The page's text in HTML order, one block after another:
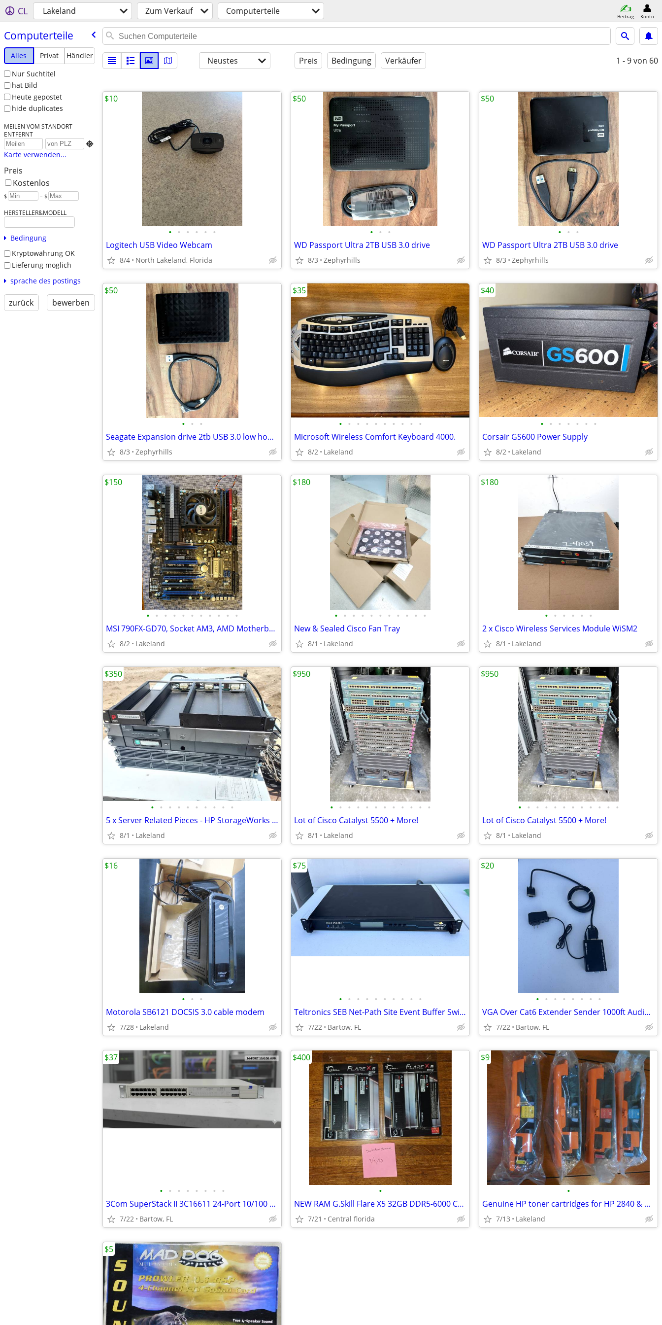
CL Lakeland Zum Verkauf Computerteile Beitrag Konto
Computerteile
Alles Privat
Händler
Nur Suchtitel
hat Bild
Heute gepostet
hide duplicates
MEILEN VOM STANDORT
ENTFERNT

Karte verwenden...
Preis
Kostenlos
$ – $
HERSTELLER&MODELL
Bedingung
Kryptowährung OK
Lieferung möglich
sprache des postings
zurück bewerben
Neustes Preis Bedingung Verkäufer 1 - 9von 60
• • • • • •
Logitech USB Video Webcam
8/4 North Lakeland, Florida
$10
• • •
WD Passport Ultra 2TB USB 3.0 drive
8/3 Zephyrhills
$50
• • •
WD Passport Ultra 2TB USB 3.0 drive
8/3 Zephyrhills
$50
• • •
Seagate Expansion drive 2tb USB 3.0 low hours
8/3 Zephyrhills
$50
• • • • • • • • • •
Microsoft Wireless Comfort Keyboard 4000.
8/2 Lakeland
$35
• • • • • • •
Corsair GS600 Power Supply
8/2 Lakeland
$40
• • • • • • • • • • •
MSI 790FX-GD70, Socket AM3, AMD Motherboard w/CPU, Fan, and Ram
8/2 Lakeland
$150
• • • • • • • • • • •
New & Sealed Cisco Fan Tray
8/1 Lakeland
$180
• • • • • •
2 x Cisco Wireless Services Module WiSM2
8/1 Lakeland
$180
• • • • • • • • • •
5 x Server Related Pieces - HP StorageWorks + HP Proliant DL160 G6
8/1 Lakeland
$350
• • • • • • • • • • • •
Lot of Cisco Catalyst 5500 + More!
8/1 Lakeland
$950
• • • • • • • • • • • •
Lot of Cisco Catalyst 5500 + More!
8/1 Lakeland
$950
• • •
Motorola SB6121 DOCSIS 3.0 cable modem
7/28 Lakeland
$16
• • • • • • • • • •
Teltronics SEB Net-Path Site Event Buffer Switch 4-Port SEBNP4SM10 1U
7/22 Bartow, FL
$75
• • • • • • • •
VGA Over Cat6 Extender Sender 1000ft Audio Support Balun Cable Matters
7/22 Bartow, FL
$20
• • • • • • • •
3Com SuperStack II 3C16611 24-Port 10/100 Network Hub Rackmount Fast E
7/22 Bartow, FL
$37
•
NEW RAM G.Skill Flare X5 32GB DDR5-6000 CL36 (2x16GB) Factory Sealed
7/21 Central florida
$400
•
Genuine HP toner cartridges for HP 2840 & others
7/13 Lakeland
$9
$5